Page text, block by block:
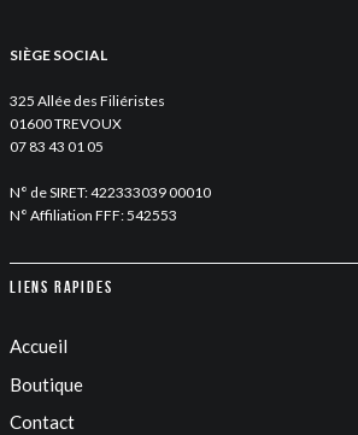
SIÈGE SOCIAL
325 Allée des Filiéristes
01600 TREVOUX
07 83 43 01 05
N° de SIRET: 422333039 00010
N° Affiliation FFF: 542553
Liens rapides
Accueil
Boutique
Contact